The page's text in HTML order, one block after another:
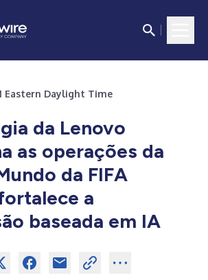
Eastern Daylight Time
da Lenovo
as operações da
da FIFA
a
baseada em IA